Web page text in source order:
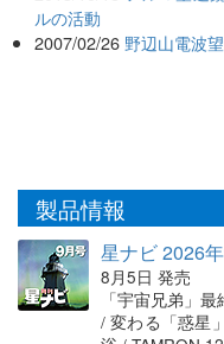
ルの活動
2007/02/26 野辺山電波
製品情報
星ナビ 2026
8月5日 発売
「宇宙兄弟」
/ 変わる「惑星